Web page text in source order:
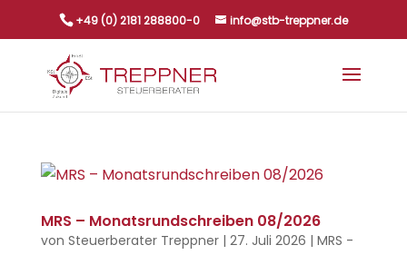
+49 (0) 2181 288800-0 info@stb-treppner.de
MRS – Monatsrundschreiben 08/2026
von Steuerberater Treppner| 27. Juli 2026 | MRS -